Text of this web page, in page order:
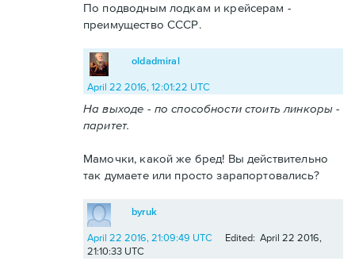
По подводным лодкам и крейсерам -
преимущество СССР.
oldadmiral
April 22 2016, 12:01:22 UTC
На выходе - по способности стоить линкоры -
паритет.
Мамочки, какой же бред! Вы действительно
так думаете или просто зарапортовались?
byruk
April 22 2016, 21:09:49 UTC
Edited: April 22 2016,
21:10:33 UTC